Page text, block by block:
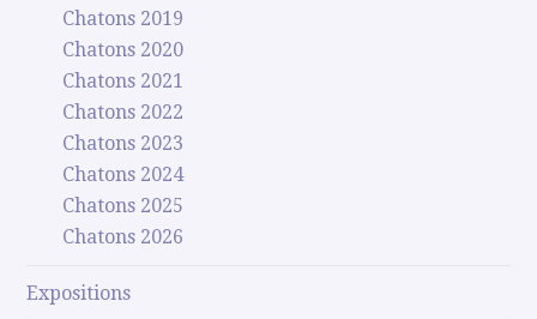
Chatons 2019
Chatons 2020
Chatons 2021
Chatons 2022
Chatons 2023
Chatons 2024
Chatons 2025
Chatons 2026
Expositions